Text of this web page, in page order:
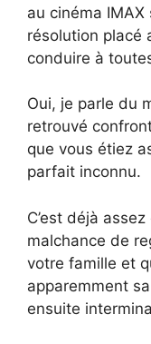
au cinéma
résolution placé
conduire à
Oui, je parle du
retrouvé
que vous étiez
parfait inconnu.
C’est déjà
malchance de
votre famille et
apparemment
ensuite